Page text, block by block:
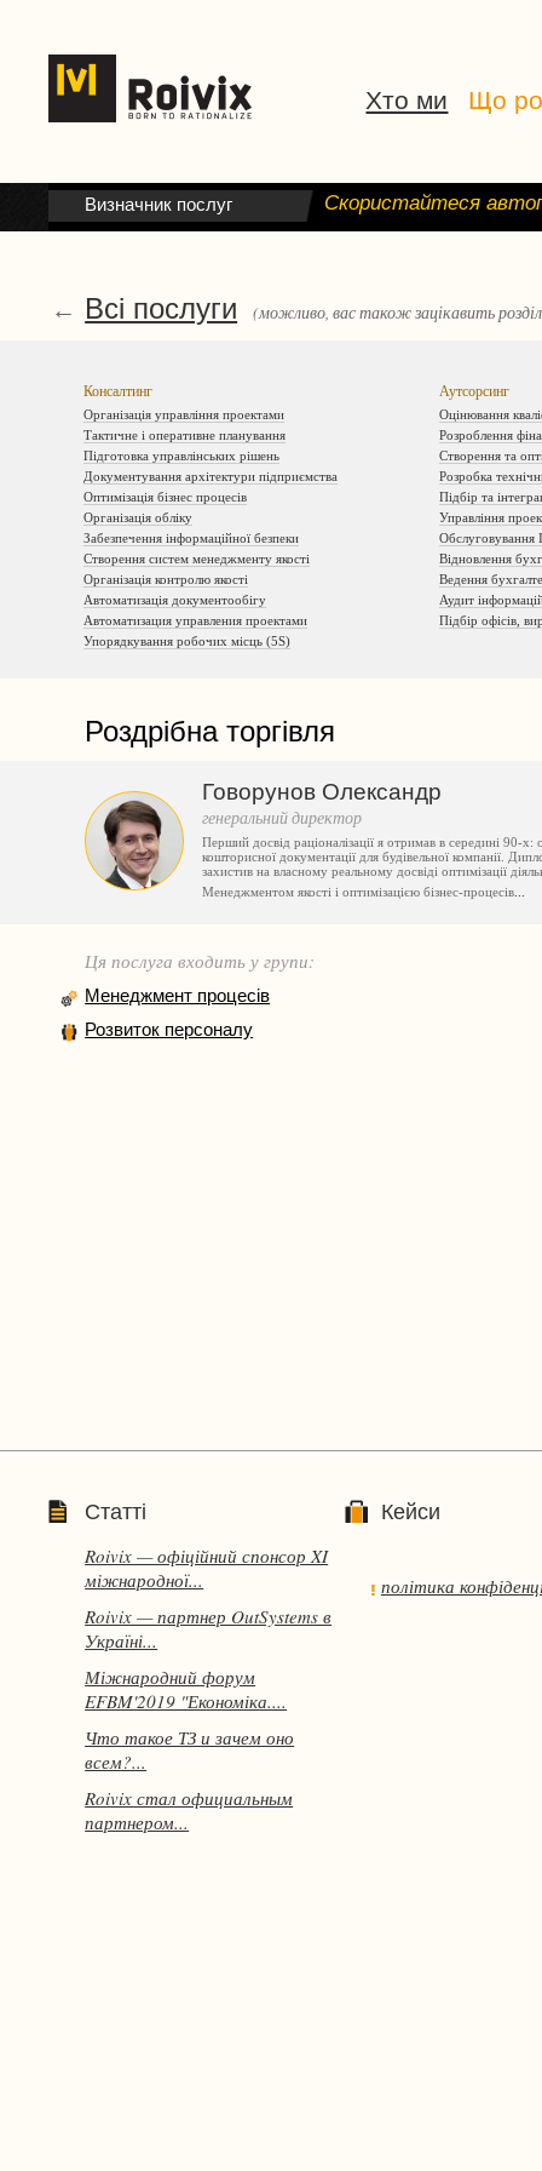
Хто ми Що
Визначник послуг Скористайтеся
Всі послуги (можливо, вас також зацікавить
←
Консалтинг
Організація управління проектами
Тактичне і оперативне планування
Підготовка управлінських рішень
Документування архітектури підприємства
Оптимізація бізнес процесів
Організація обліку
Забезпечення інформаційної безпеки
Створення систем менеджменту якості
Організація контролю якості
Автоматизація документообігу
Автоматизация управления проектами
Упорядкування робочих місць (5S)
Аутсорсинг
Оцінювання
Розроблення
Створення та
Розробка
Підбір та
Управління
Обслуговування
Відновлення
Ведення
Аудит
Підбір офісів,
Роздрібна торгівля
Говорунов Олександр
генеральний директор
Перший досвід раціоналізації я отримав в середині 90-х:
кошторисної документації для будівельної компанії.
захистив на власному реальному досвіді оптимізації
Менеджментом якості і оптимізацією бізнес-процесів
Ця послуга входить у групи:
Менеджмент процесів
Розвиток персоналу
Статті
Roivix — офіційний спонсор XI
міжнародної...
Roivix — партнер OutSystems в
Україні...
Міжнародний форум
EFBM'2019 "Економіка....
Что такое ТЗ и зачем оно
всем?...
Roivix стал официальным
партнером...
Кейси
політика